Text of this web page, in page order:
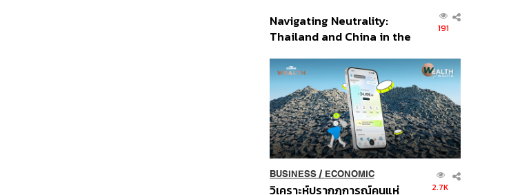
Navigating Neutrality:
Thailand and China in the
Order
191
BUSINESS/ ECONOMIC
วิเคราะห์ปรากฏการณ์คนแห่ 2.7K